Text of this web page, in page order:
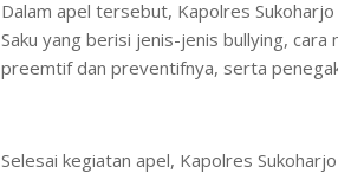
Dalam apel tersebut, Kapolres
Saku yang berisi jenis-jenis bullying,
preemtif dan preventifnya, serta
Selesai kegiatan apel, Kapolres